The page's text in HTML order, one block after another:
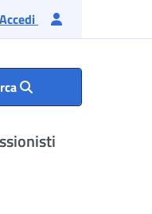
Accedi